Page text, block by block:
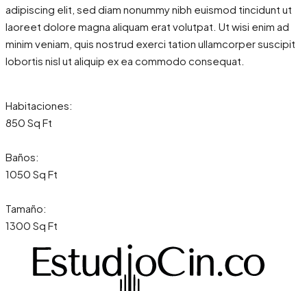
adipiscing elit, sed diam nonummy nibh euismod tincidunt ut
laoreet dolore magna aliquam erat volutpat. Ut wisi enim ad
minim veniam, quis nostrud exerci tation ullamcorper suscipit
lobortis nisl ut aliquip ex ea commodo consequat.
Habitaciones:
850 Sq Ft
Baños:
1050 Sq Ft
Tamaño:
1300 Sq Ft